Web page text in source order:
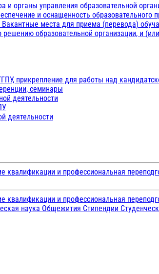
и органы управления образовательной
и оснащенность образовательного
Вакантные места для приема (перевода)
решению образовательной организации, и
прикрепление для работы над
семинары
деятельности
деятельности
квалификации и профессиональная
квалификации и профессиональная
наука Общежития Стипендии